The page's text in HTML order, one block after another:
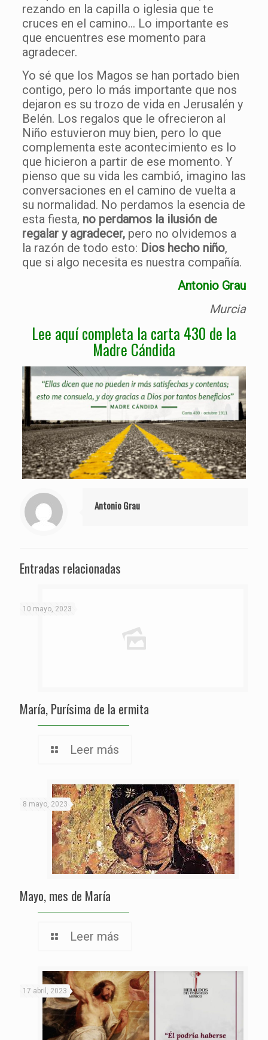
rezando en la capilla o iglesia que te
cruces en el camino… Lo importante es
que encuentres ese momento para
agradecer.
Yo sé que los Magos se han portado bien
contigo, pero lo más importante que nos
dejaron es su trozo de vida en Jerusalén y
Belén. Los regalos que le ofrecieron al
Niño estuvieron muy bien, pero lo que
complementa este acontecimiento es lo
que hicieron a partir de ese momento. Y
pienso que su vida les cambió, imagino las
conversaciones en el camino de vuelta a
su normalidad. No perdamos la esencia de
esta fiesta, no perdamos la ilusión de
regalar y agradecer,pero no olvidemos a
la razón de todo esto: Dios hecho niño,
que si algo necesita es nuestra compañía.
Antonio Grau
Murcia
Lee aquí completa la carta 430 de la
Madre Cándida
Antonio Grau
Entradas relacionadas
10 mayo, 2023
María, Purísima de la ermita
Leer más
8 mayo, 2023
Mayo, mes de María
Leer más
17 abril, 2023